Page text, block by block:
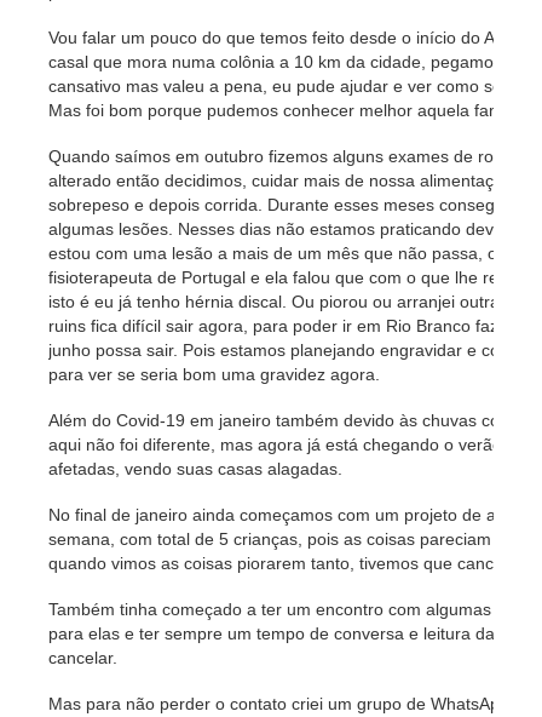
Vou falar um pouco do que temos feito desde o início do Ano.
casal que mora numa colônia a 10 km da cidade, pegamos a
cansativo mas valeu a pena, eu pude ajudar e ver como se faz
Mas foi bom porque pudemos conhecer melhor aquela família
Quando saímos em outubro fizemos alguns exames de rotina
alterado então decidimos, cuidar mais de nossa alimentação e
sobrepeso e depois corrida. Durante esses meses
algumas lesões. Nesses dias não estamos praticando devido
estou com uma lesão a mais de um mês que não passa, orem
fisioterapeuta de Portugal e ela falou que com o que lhe
isto é eu já tenho hérnia discal. Ou piorou ou arranjei outra,
ruins fica difícil sair agora, para poder ir em Rio Branco fazer
junho possa sair. Pois estamos planejando engravidar e com
para ver se seria bom uma gravidez agora.
Além do Covid-19 em janeiro também devido às chuvas
aqui não foi diferente, mas agora já está chegando o verão
afetadas, vendo suas casas alagadas.
No final de janeiro ainda começamos com um projeto de aulas
semana, com total de 5 crianças, pois as coisas pareciam
quando vimos as coisas piorarem tanto, tivemos que cancelar.
Também tinha começado a ter um encontro com algumas
para elas e ter sempre um tempo de conversa e leitura da
cancelar.
Mas para não perder o contato criei um grupo de WhatsApp e